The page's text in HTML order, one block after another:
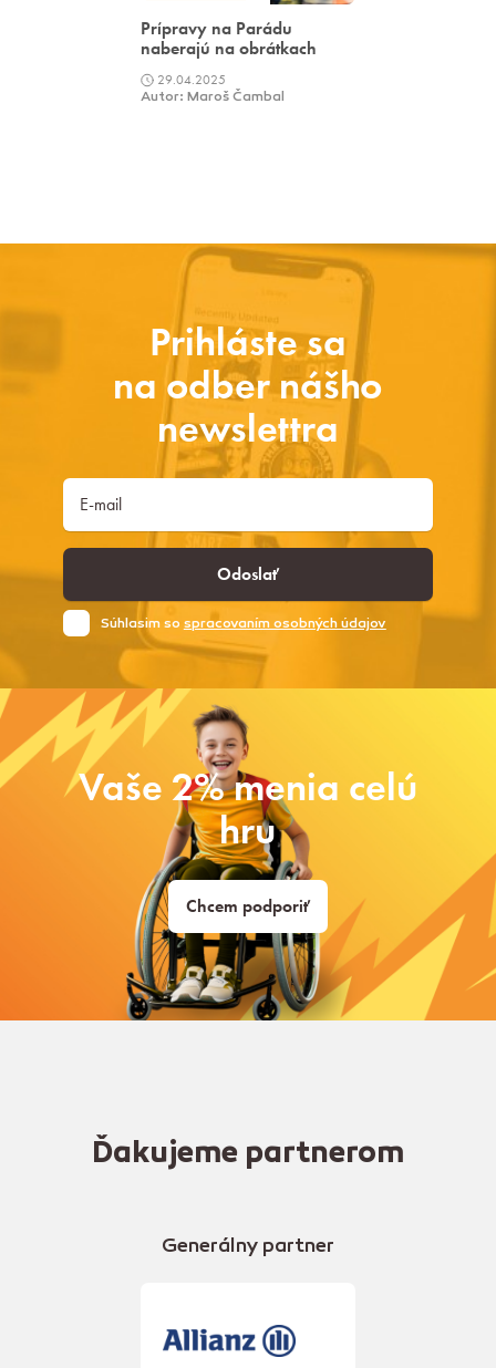
Prípravy na Parádu
naberajú na obrátkach
29.04.2025
Autor: Maroš Čambal
Prihláste sa
na odber nášho
newslettra
Odoslať
Súhlasim so spracovaním osobných údajov
Vaše 2% menia celú
hru
Chcem podporiť
Ďakujeme partnerom
Generálny partner